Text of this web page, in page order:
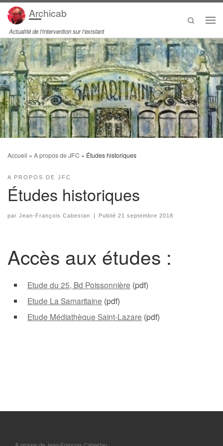
Passer au contenu
Archicab
Actualité de l'intervention sur l'existant
Search
Accueil » A propos de JFC » Études historiques
A PROPOS DE JFC
Études historiques
par Jean-François Cabestan Publié21 septembre 2018
Accès aux études :
Etude du 25, Bd Poissonnière (pdf)
Etude La Samaritaine (pdf)
Etude Médiathèque Saint-Lazare (pdf)